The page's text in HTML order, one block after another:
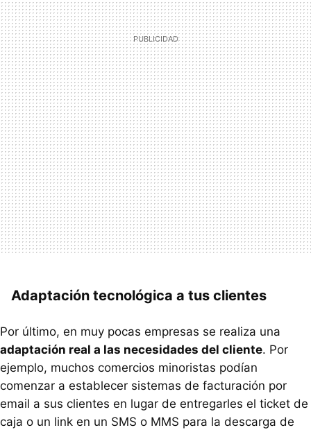
Adaptación tecnológica a tus clientes
Por último, en muy pocas empresas se realiza una
adaptación real a las necesidades del cliente. Por
ejemplo, muchos comercios minoristas podían
comenzar a establecer sistemas de facturación por
email a sus clientes en lugar de entregarles el ticket de
caja o un link en un SMS o MMS para la descarga de